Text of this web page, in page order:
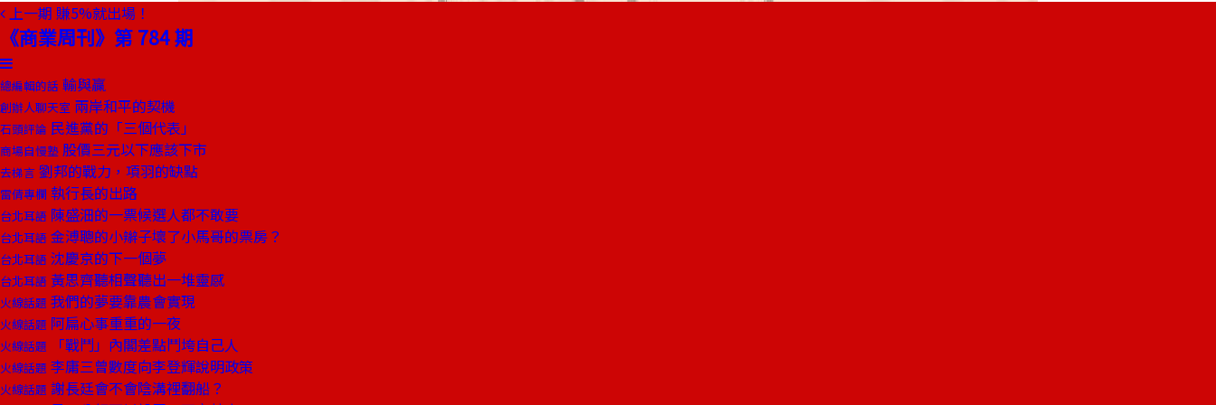
上一期 賺5%就出場！
《商業周刊》第 784 期
總編輯的話 輸與贏
創辦人聊天室 兩岸和平的契機
石頭評論 民進黨的「三個代表」
商場自慢塾 股價三元以下應該下市
去梯言 劉邦的戰力，項羽的缺點
雷倩專欄 執行長的出路
台北耳語 陳盛沺的一票候選人都不敢要
台北耳語 金溥聰的小辮子壞了小馬哥的票房？
台北耳語 沈慶京的下一個夢
台北耳語 黃思齊聽相聲聽出一堆靈感
火線話題 我們的夢要靠農會實現
火線話題 阿扁心事重重的一夜
火線話題 「戰鬥」內閣差點鬥垮自己人
火線話題 李庸三曾數度向李登輝說明政策
火線話題 謝長廷會不會陰溝裡翻船？